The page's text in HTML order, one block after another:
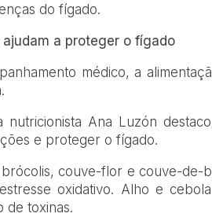
do fígado.
a proteger o fígado
médico, a
nutricionista Ana Luzón
e proteger o fígado.
couve-flor e couve-de-
oxidativo. Alho e
de toxinas.